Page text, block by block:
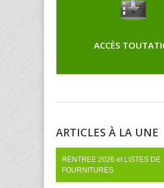
ACCÈS
ARTICLES À LA UNE
RENTREE 2026 et LISTES DE
FOURNITURES